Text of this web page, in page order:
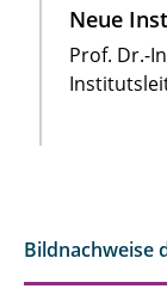
Neue
Prof. Dr.-
Bildnachweise